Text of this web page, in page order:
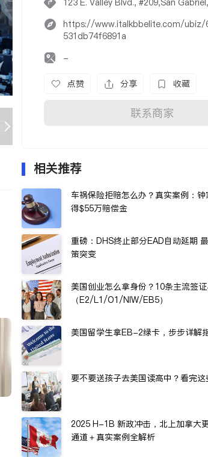
123 E. Valley Blvd., #209,San
https://www.italkbbelite.com/ubiz/
531db74f6891a
-
点赞 分享 收藏
联系商家
相关推荐
车祸保险拒赔怎么办？真实案例：
得$55万赔偿金
重磅：DHS终止部分EAD自动延期
策突变
美国创业怎么拿身份？10条主流签
（E2/L1/O1/NIW/EB5）
美国留学生拿EB-2绿卡，步步详解
要不要送孩子去美国读高中？看完这
2025 H-1B 新政冲击，北上加拿大
通道＋真实案例全解析